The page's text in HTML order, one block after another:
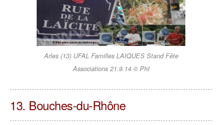
Arles (13) UFAL Familles LAIQUES Stand Fête
Associations 21.9.14 © PhI
13. Bouches-du-Rhône